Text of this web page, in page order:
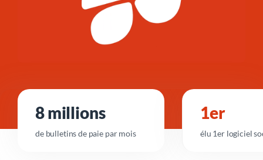
8 millions
de bulletins de paie par mois
1er
élu 1er logiciel